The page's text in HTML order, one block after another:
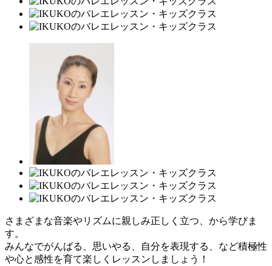
さまざまな音楽やリズムに親しみ正しく立つ、から学びま
す。
みんなでがんばる、思いやる、自分を表現する、など積極性
や心と感性を育て楽しくレッスンしましょう！